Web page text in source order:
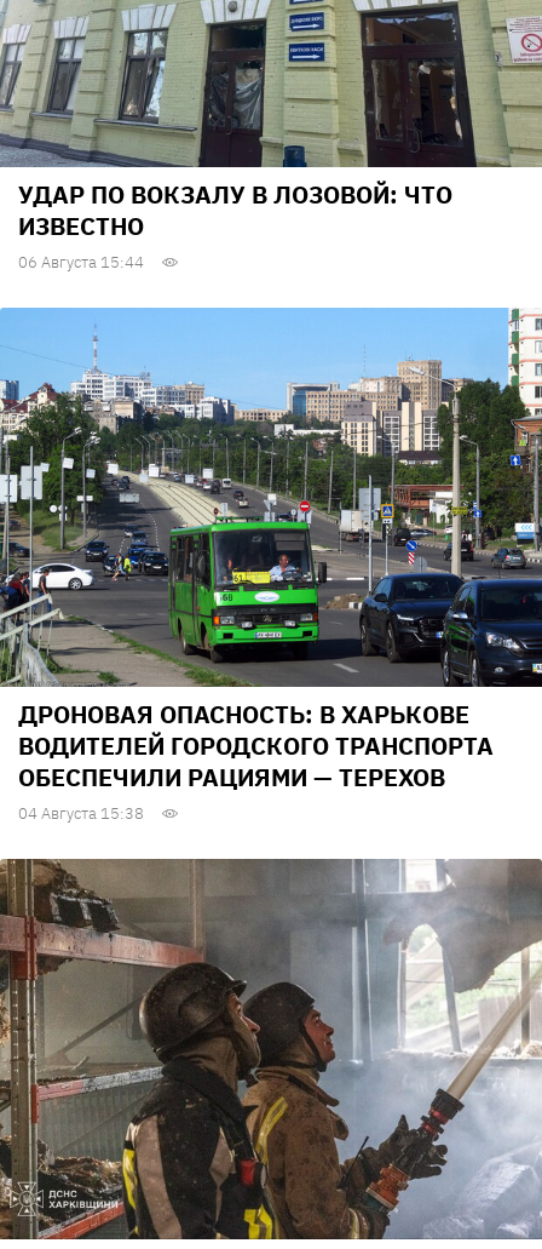
УДАР ПО ВОКЗАЛУ В ЛОЗОВОЙ: ЧТО
ИЗВЕСТНО
06 Августа 15:44
ДРОНОВАЯ ОПАСНОСТЬ: В ХАРЬКОВЕ
ВОДИТЕЛЕЙ ГОРОДСКОГО ТРАНСПОРТА
ОБЕСПЕЧИЛИ РАЦИЯМИ — ТЕРЕХОВ
04 Августа 15:38